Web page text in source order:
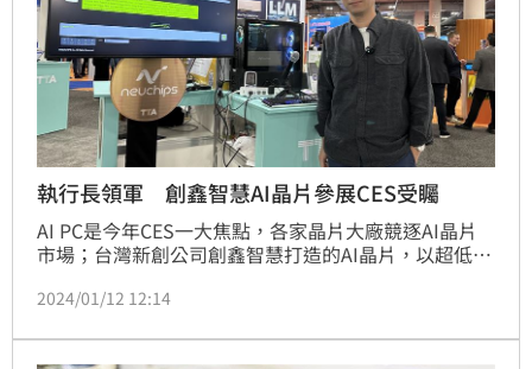
執行長領軍 創鑫智慧AI晶片參展CES受矚
AI PC是今年CES一大焦點，各家晶片大廠競逐AI晶片
市場；台灣新創公司創鑫智慧打造的AI晶片，以超低功
獲得國際學術雜誌介紹。
2024/01/12 12:14